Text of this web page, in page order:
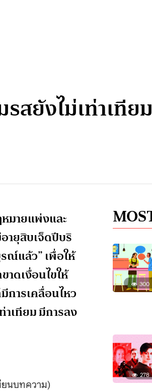
สยังไม่เท่าเทีย
หมายแพ่งและ
ายุสิบเจ็ดปีบริ
ณ์แล้ว” เพื่อให้
ดเงื่อนไขให้
ารเคลื่อนไหว
เทียม มีการลง
ยนบทความ)
300
278